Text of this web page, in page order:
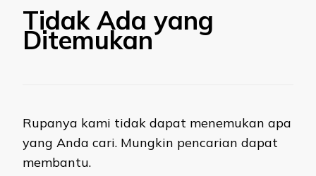
Tidak Ada yang
Ditemukan
Rupanya kami tidak dapat menemukan apa
yang Anda cari. Mungkin pencarian dapat
membantu.